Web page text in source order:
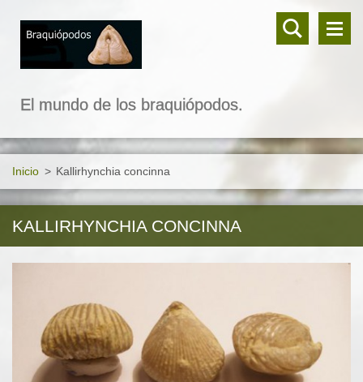
El mundo de los braquiópodos.
Inicio > Kallirhynchia concinna
KALLIRHYNCHIA CONCINNA